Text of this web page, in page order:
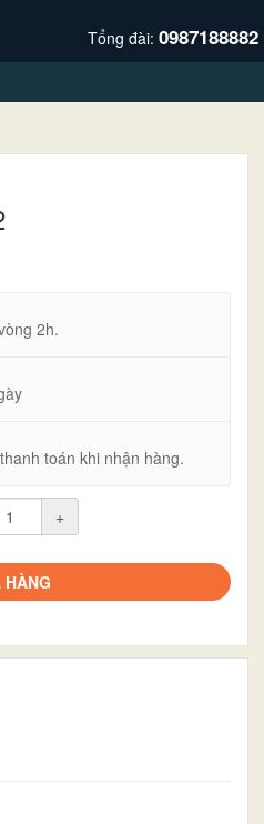
Tổng đài: 0987188882
2h.
toán khi nhận hàng.
+
HÀNG